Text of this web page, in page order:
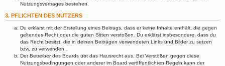
Nutzungsvertrages bestehen.
3. PFLICHTEN DES NUTZERS
Du erklärst mit der Erstellung eines Beitrags, dass er keine Inhalte enthält, die gegen
geltendes Recht oder die guten Sitten verstoßen. Du erklärst insbesondere, dass du
das Recht besitzt, die in deinen Beiträgen verwendeten Links und Bilder zu setzen
bzw. zu verwenden.
Der Betreiber des Boards übt das Hausrecht aus. Bei Verstößen gegen diese
Nutzungsbedingungen oder anderer im Board veröffentlichten Regeln kann der